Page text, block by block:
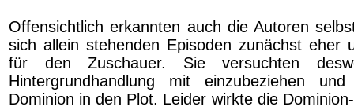
Offensichtlich erkannten auch die Autoren
sich allein stehenden Episoden zunächst eher
für den Zuschauer. Sie versuchten
Hintergrundhandlung mit einzubeziehen
Dominion in den Plot. Leider wirkte die